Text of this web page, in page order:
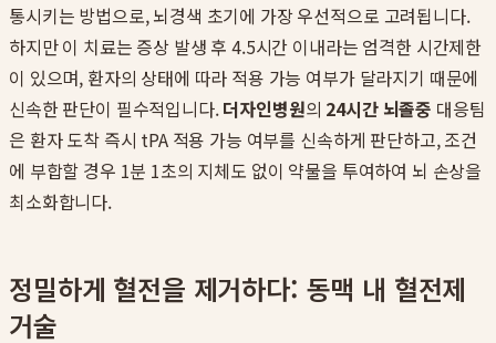
통시키는 방법으로, 뇌경색 초기에 가장 우선적으로 고려됩니다.
하지만 이 치료는 증상 발생 후 4.5시간 이내라는 엄격한 시간제한
이 있으며, 환자의 상태에 따라 적용 가능 여부가 달라지기 때문에
신속한 판단이 필수적입니다.더자인병원의 24시간 뇌졸중 대응팀
은 환자 도착 즉시 tPA 적용 가능 여부를 신속하게 판단하고, 조건
에 부합할 경우 1분 1초의 지체도 없이 약물을 투여하여 뇌 손상을
최소화합니다.
정밀하게 혈전을 제거하다: 동맥 내 혈전제
거술